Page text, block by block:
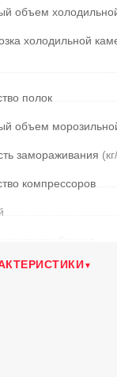
объем
холодильной
полок
объем
замораживания
компрессоров
морозильной